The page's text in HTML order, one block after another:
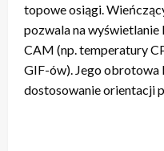
topowe osiągi.
pozwala na
CAM (np. temperatury
GIF-ów). Jego
dostosowanie orientacji